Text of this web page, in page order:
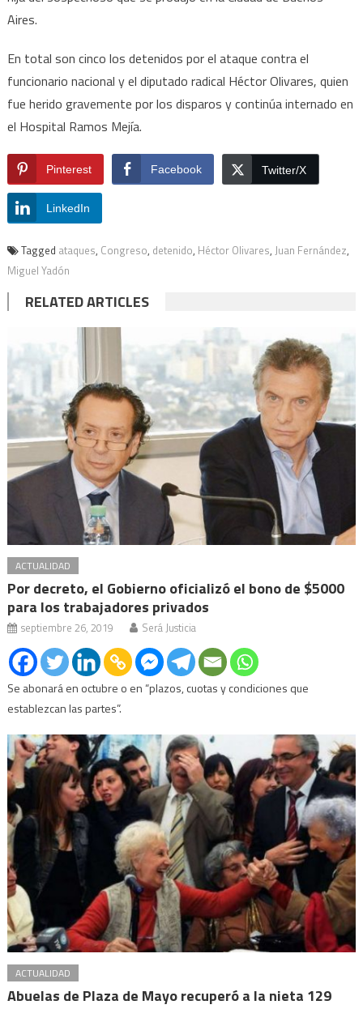
Aires.
En total son cinco los detenidos por el ataque contra el
funcionario nacional y el diputado radical Héctor Olivares, quien
fue herido gravemente por los disparos y continúa internado en
el Hospital Ramos Mejía.
Pinterest Facebook Twitter/X
LinkedIn
Tagged ataques, Congreso, detenido, Héctor Olivares, Juan Fernández,
Miguel Yadón
RELATED ARTICLES
ACTUALIDAD
Por decreto, el Gobierno oficializó el bono de $5000
para los trabajadores privados
septiembre 26, 2019 Será Justicia
Se abonará en octubre o en “plazos, cuotas y condiciones que
establezcan las partes”.
ACTUALIDAD
Abuelas de Plaza de Mayo recuperó a la nieta 129